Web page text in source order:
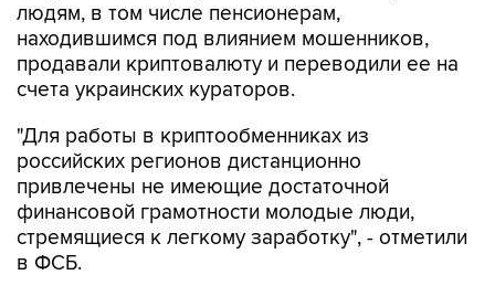
людям, в том числе пенсионерам,
находившимся под влиянием мошенников,
продавали криптовалюту и переводили ее на
счета украинских кураторов.
"Для работы в криптообменниках из
российских регионов дистанционно
привлечены не имеющие достаточной
финансовой грамотности молодые люди,
стремящиеся к легкому заработку", - отметили
в ФСБ.